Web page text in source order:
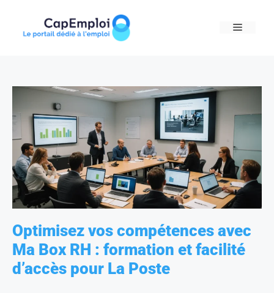
content
MENU
Optimisez vos compétences avec
Ma Box RH : formation et facilité
d’accès pour La Poste